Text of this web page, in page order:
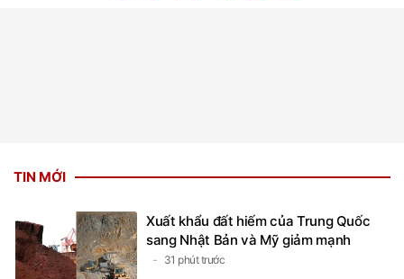
TIN MỚI
Xuất khẩu đất hiếm của Trung Quốc
sang Nhật Bản và Mỹ giảm mạnh
31 phút trước